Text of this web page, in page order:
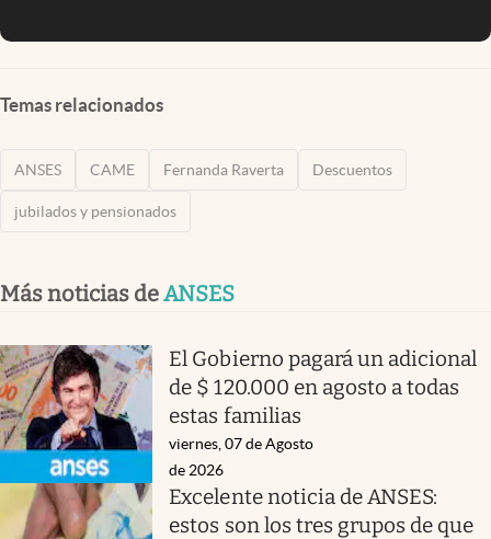
Temas relacionados
ANSES CAME Fernanda Raverta Descuentos
jubilados y pensionados
Más noticias deANSES
El Gobierno pagará un adicional
de $ 120.000 en agosto a todas
estas familias
viernes, 07 de Agosto
de 2026
Excelente noticia de ANSES:
estos son los tres grupos de que